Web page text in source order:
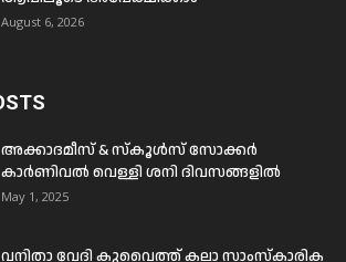
August 6, 2026
അക്കാദമീസ് & സ്കൂൾസ് സോക്കർ
കാർണിവൽ വെള്ളി ശനി ദിവസങ്ങളിൽ
May 1, 2025
വനിതാ വേദി കുവൈത്ത് കലാ സാംസ്കാരിക